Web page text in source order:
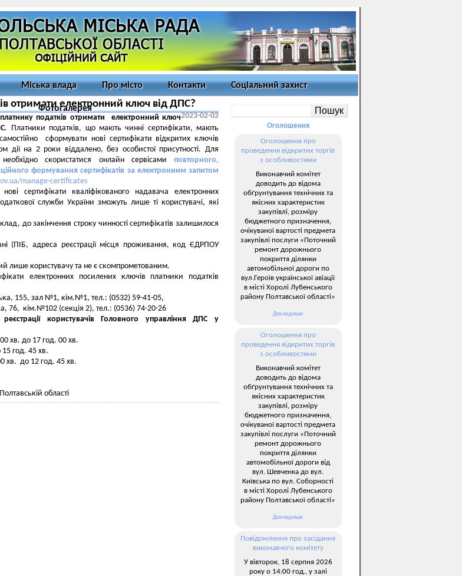
Міська влада Про місто Контакти Соціальний захист
Фотогалерея
отримати електронний ключ від ДПС?
2023-02-02
податків отримати електронний ключ
. Платники податків, що мають чинні сертифікати, мають
cформувати нові сертифікати відкритих ключів
дії на 2 роки віддалено, без особистої присутності. Для
скористатися онлайн сервісами повторного,
формування сертифікатів за електронним запитом
manage-certificates
сертифікати кваліфікованого надавача електронних
служби України зможуть лише ті користувачі, які
до закінчення строку чинності сертифікатів залишилося
(ПІБ, адреса реєстрації місця проживання, код ЄДРПОУ
лише користувачу та не є скомпрометованим.
електронних посилених ключів платники податків
155, зал №1, кім.№1, тел.: (0532) 59-41-05,
76, кім.№102 (секція 2), тел.: (0536) 74-20-26
користувачів Головного управління ДПС у
хв. до 17 год. 00 хв.
год. 45 хв.
хв. до 12 год. 45 хв.
області
Оголошення
Оголошення про
проведення відкритих торгів
з особливостями
Виконавчий комітет
доводить до відома
обґрунтування технічних та
якісних характеристик
закупівлі, розміру
бюджетного призначення,
очікуваної вартості предмета
закупівлі послуги «Поточний
ремонт дорожнього
покриття ділянки
автомобільної дороги по
вул.Героїв української авіації
в місті Хоролі Лубенського
району Полтавської області»
Докладніше
Оголошення про
проведення відкритих торгів
з особливостями
Виконавчий комітет
доводить до відома
обґрунтування технічних та
якісних характеристик
закупівлі, розміру
бюджетного призначення,
очікуваної вартості предмета
закупівлі послуги «Поточний
ремонт дорожнього
покриття ділянки
автомобільної дороги від
вул. Шевченка до вул.
Київська по вул. Соборності
в місті Хоролі Лубенського
району Полтавської області»
Докладніше
Повідомлення про засідання
виконавчого комітету
У вівторок, 18 серпня 2026
року о 14:00 год., у залі